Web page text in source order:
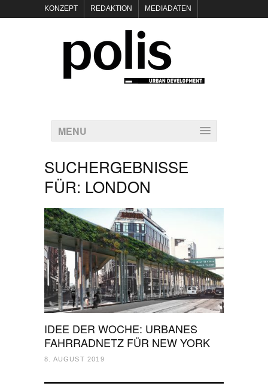
KONZEPT REDAKTION MEDIADATEN
POLIS KEYNOTES
KONTAKT DATENSCHUTZ IMPRESSUM
MENU
SUCHERGEBNISSE
FÜR: LONDON
IDEE DER WOCHE: URBANES
FAHRRADNETZ FÜR NEW YORK
8. AUGUST 2019